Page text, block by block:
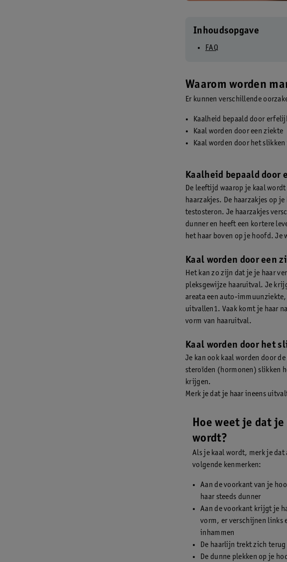
Inhoudsopgave
FAQ
Waarom worden
Er kunnen verschillende
Kaalheid bepaald door
Kaal worden door een ziekte
Kaal worden door het
Kaalheid bepaald door
De leeftijd waarop je kaal
haarzakjes. De haarzakjes op
testosteron. Je haarzakjes
dunner en heeft een kortere
het haar boven op je hoofd. Je
Kaal worden door een
Het kan zo zijn dat je je haar
pleksgewijze haaruitval. Je
areata een auto-
uitvallen1. Vaak komt je haar
vorm van haaruitval.
Kaal worden door het
Je kan ook kaal worden door
steroïden (hormonen) slikken
krijgen.
Merk je dat je haar ineens
Hoe weet je dat
wordt?
Als je kaal wordt, merk je dat
volgende kenmerken:
Aan de voorkant van je
haar steeds dunner
Aan de voorkant krijgt je
vorm, er verschijnen links
inhammen
De haarlijn trekt zich terug
De dunne plekken op je